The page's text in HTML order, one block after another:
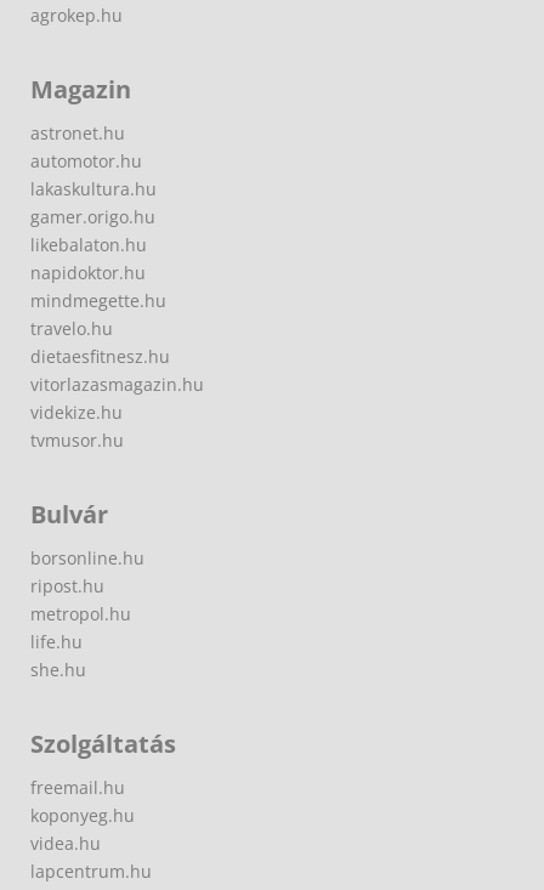
agrokep.hu
Magazin
astronet.hu
automotor.hu
lakaskultura.hu
gamer.origo.hu
likebalaton.hu
napidoktor.hu
mindmegette.hu
travelo.hu
dietaesfitnesz.hu
vitorlazasmagazin.hu
videkize.hu
tvmusor.hu
Bulvár
borsonline.hu
ripost.hu
metropol.hu
life.hu
she.hu
Szolgáltatás
freemail.hu
koponyeg.hu
videa.hu
lapcentrum.hu